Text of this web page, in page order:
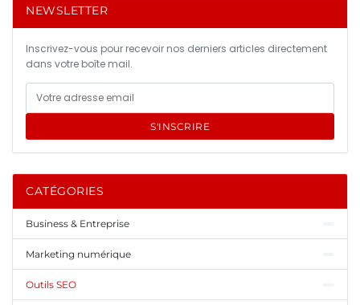
NEWSLETTER
Inscrivez-vous pour recevoir nos derniers articles directement
dans votre boîte mail.
S'INSCRIRE
CATÉGORIES
Business & Entreprise
Marketing numérique
Outils SEO